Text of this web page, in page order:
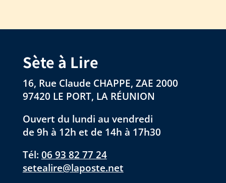
Sète à Lire
16, Rue Claude CHAPPE, ZAE 2000
97420 LE PORT, LA RÉUNION
Ouvert du lundi au vendredi
de 9h à 12h et de 14h à 17h30
Tél: 06 93 82 77 24
setealire@laposte.net